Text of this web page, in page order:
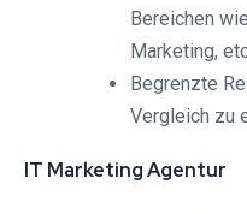
Bereichen
Marketing,
Begrenzte
Vergleich zu
IT Marketing Agentur